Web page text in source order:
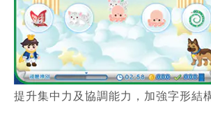
提升集中力及協調能力，加強字形結